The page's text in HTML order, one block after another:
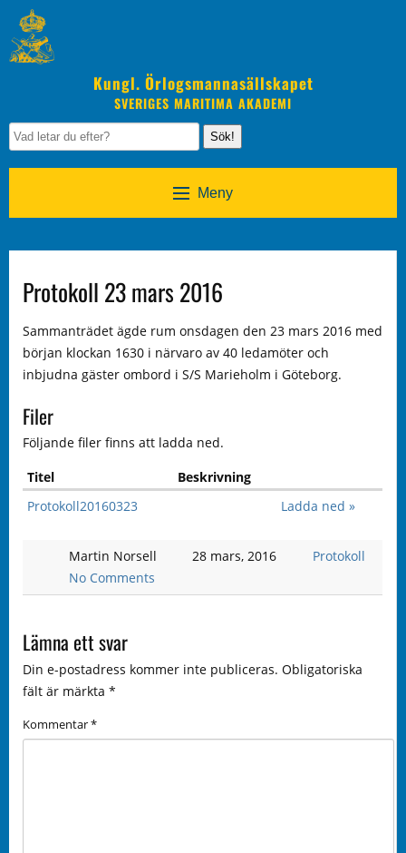
Kungl. Örlogsmannasällskapet
SVERIGES MARITIMA AKADEMI
Sök!
Meny
Protokoll 23 mars 2016
Sammanträdet ägde rum onsdagen den 23 mars 2016 med
början klockan 1630 i närvaro av 40 ledamöter och
inbjudna gäster ombord i S/S Marieholm i Göteborg.
Filer
Följande filer finns att ladda ned.
Titel
Beskrivning
Protokoll20160323
Ladda ned »
Martin Norsell 28 mars, 2016
Protokoll
No Comments
Lämna ett svar
Din e-postadress kommer inte publiceras. Obligatoriska
fält är märkta *
Kommentar*